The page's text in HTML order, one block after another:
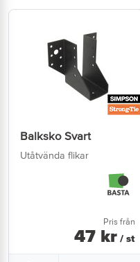
Balksko Svart
Utåtvända flikar
Pris från
47 kr / st